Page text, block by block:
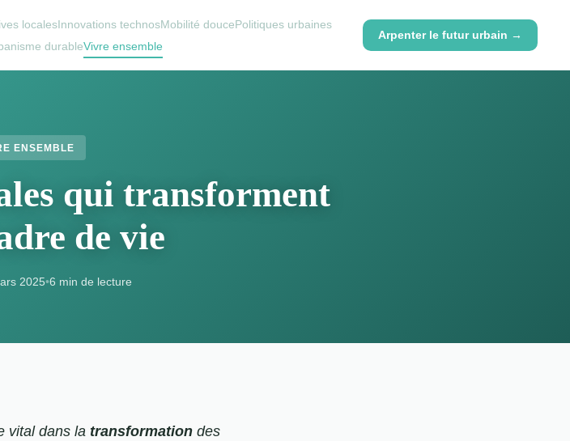
localesInnovations technosMobilité doucePolitiques urbaines
durableVivre ensemble
Arpenter le futur urbain →
ENSEMBLE
qui transforment
de vie
2025•6 min de lecture
vital dans la transformation des